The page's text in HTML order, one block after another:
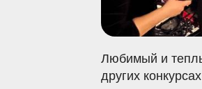
Любимый и
других